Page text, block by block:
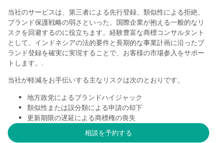
当社のサービスは、第三者による先行登録、類似性による拒絶、
ブランド保護戦略の弱さといった、国際企業が抱える一般的なリ
スクを回避するのに役立ちます。経験豊富な商標コンサルタント
として、インドネシアの法的要件と長期的な事業計画に沿ったブ
ランド登録を確実に実現することで、お客様の市場参入をサポー
トします。.
当社が軽減をお手伝いする主なリスクは次のとおりです。
地方政党によるブランドハイジャック
類似性または誤分類による申請の却下
更新期限の遅延による商標権の喪失
相談を予約する